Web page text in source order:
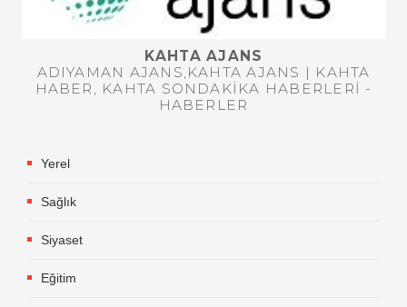
KAHTA AJANS
ADIYAMAN AJANS,KAHTA AJANS | KAHTA
HABER, KAHTA SONDAKIKA HABERLERI -
HABERLER
Yerel
Sağlık
Siyaset
Eğitim